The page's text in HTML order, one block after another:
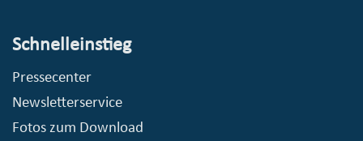
Schnelleinstieg
Pressecenter
Newsletterservice
Fotos zum Download